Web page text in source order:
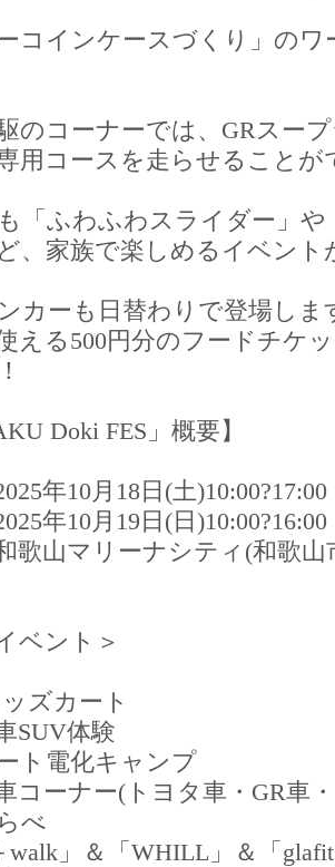
ーコインケースづくり」の
のコーナーでは、GRスー
用コースを走らせることが
「ふわふわスライダー」
、家族で楽しめるイベン
カーも日替わりで登場しま
える500円分のフードチケ
Doki FES」概要】
年10月18日(土)10:00?17:00
10月19日(日)10:00?16:00
歌山マリーナシティ(和歌山
ベント＞
ッズカート
SUV体験
ト電化キャンプ
コーナー(トヨタ車・GR車
べ
walk」＆「WHILL」＆「